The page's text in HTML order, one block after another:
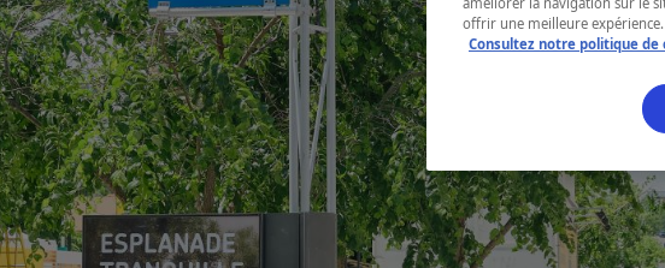
offrir une meilleure
Consultez notre politique